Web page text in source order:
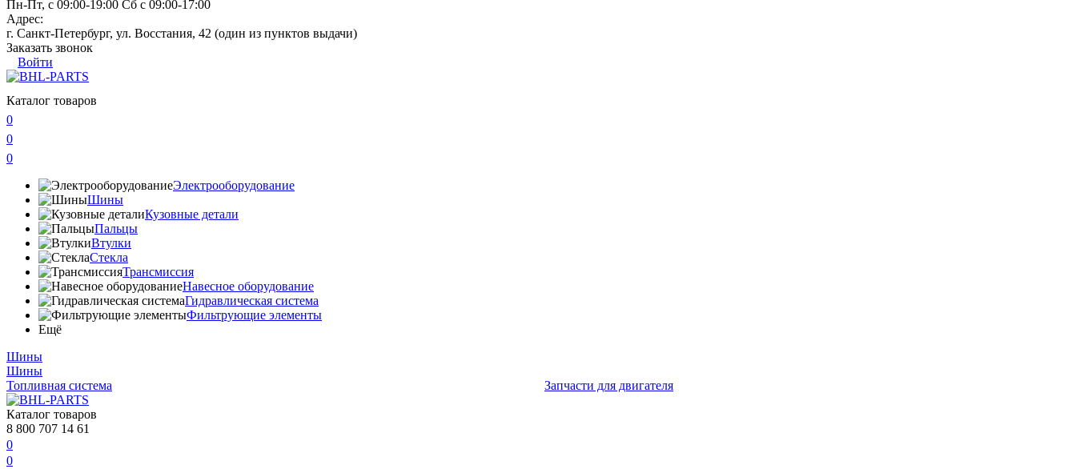
Пн-Пт, с 09:00-19:00 Сб с 09:00-17:00
Адрес:
г. Санкт-Петербург, ул. Восстания, 42 (один из пунктов выдачи)
Заказать звонок
Войти
Каталог товаров
0
0
0
Электрооборудование
Шины
Кузовные детали
Пальцы
Втулки
Стекла
Трансмиссия
Навесное оборудование
Гидравлическая система
Фильтрующие элементы
Ещё
Шины
Шины
Топливная система
Запчасти для двигателя
Каталог товаров
8 800 707 14 61
0
0